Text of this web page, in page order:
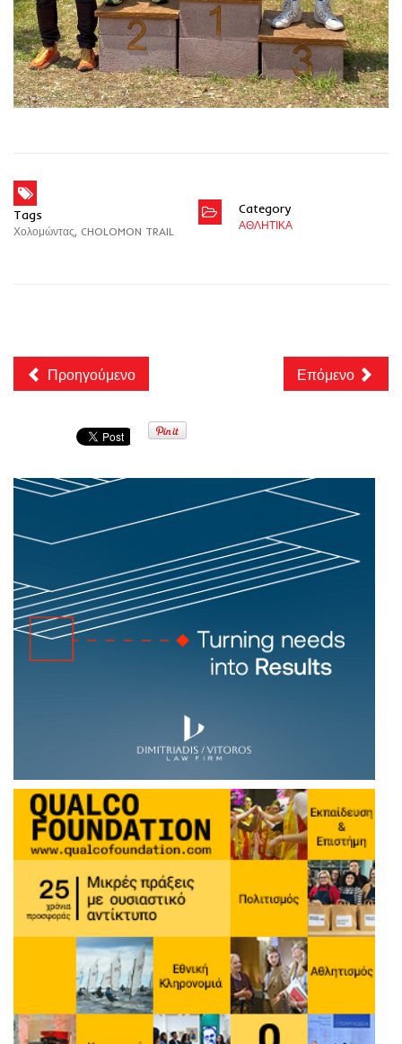
Tags
Χολομώντας, CHOLOMON TRAIL
Category
ΑΘΛΗΤΙΚΑ
Προηγούμενο Επόμενο